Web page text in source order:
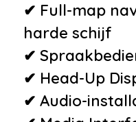
•Brake Assist
•Isofix
kinderzitjes
•
•
✔ Full-map
harde schijf
✔
✔ Head-Up
✔ Audio-